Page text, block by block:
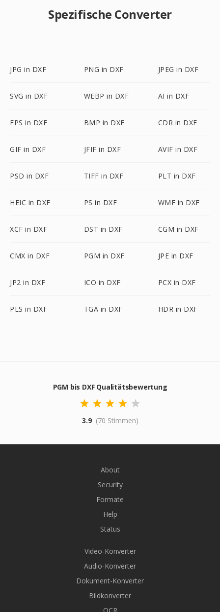
Spezifische Converter
JPG in DXF PNG in DXF JPEG in DXF
SVG in DXF WEBP in DXF AI in DXF
EPS in DXF BMP in DXF CDR in DXF
GIF in DXF JFIF in DXF AVIF in DXF
PSD in DXF TIFF in DXF PLT in DXF
HEIC in DXF PS in DXF WMF in DXF
XCF in DXF DST in DXF CGM in DXF
CMX in DXF PGM in DXF JPE in DXF
JP2 in DXF ICO in DXF PCX in DXF
PES in DXF TGA in DXF HDR in DXF
PGM bis DXF Qualitätsbewertung
3.9 (70 Stimmen)
About
Security
Formate
Help
Status
Video-Konverter
Audio-Konverter
Dokument-Konverter
Bildkonverter